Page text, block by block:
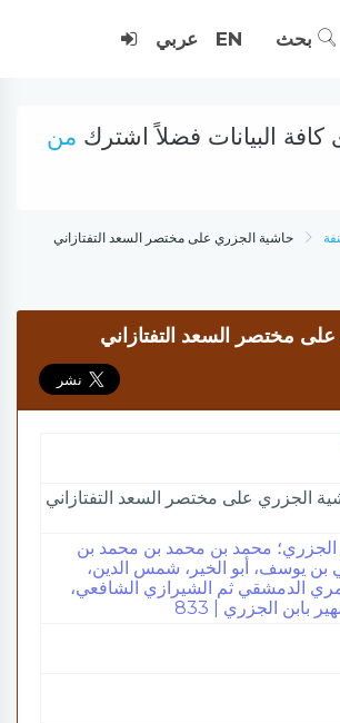
بحث EN عربي
البيانات فضلاً اشترك من
حاشية الجزري على مختصر السعد التفتازاني
مختصر السعد التفتازاني
الجزري على مختصر السعد التفتازاني
الجزري؛ محمد بن محمد بن محمد بن
بن يوسف، أبو الخير، شمس الدين،
الدمشقي ثم الشيرازي الشافعي،
بابن الجزري | 833